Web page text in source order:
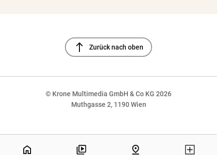
north Zurück nach oben
© Krone Multimedia GmbH & Co KG 2026
Muthgasse 2, 1190 Wien
home pin_drop
NaN%